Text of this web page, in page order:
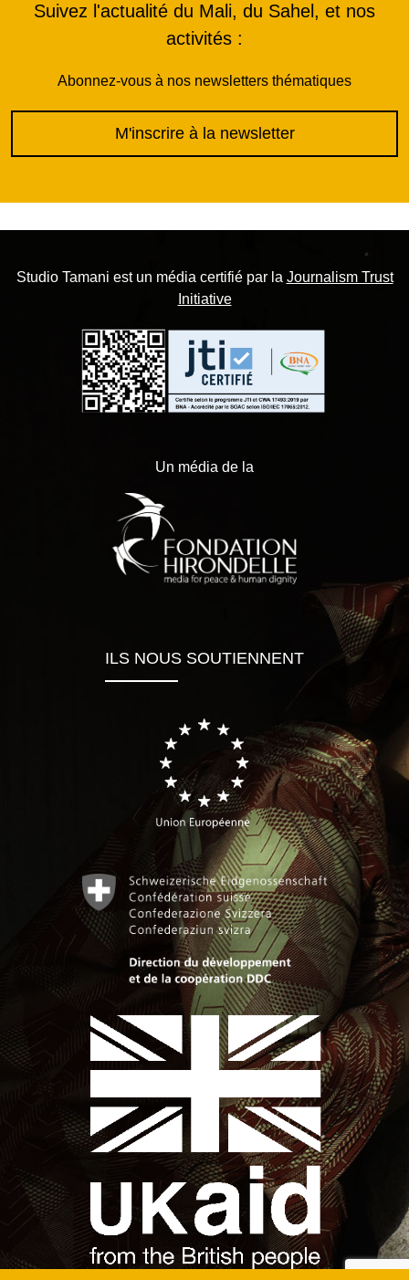
Suivez l'actualité du Mali, du Sahel, et nos
activités :
Abonnez-vous à nos newsletters thématiques
M'inscrire à la newsletter
Studio Tamani est un média certifié par la Journalism Trust
Initiative
Un média de la
ILS NOUS SOUTIENNENT